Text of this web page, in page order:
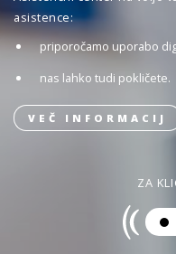
asistence:
priporočamo uporabo
nas lahko tudi pokličete.
VEČ INFORMACIJ
ZA